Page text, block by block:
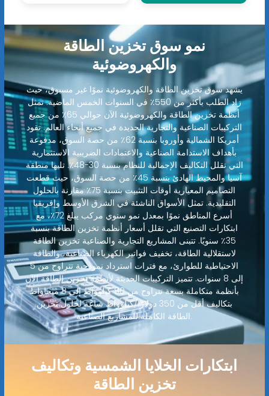
نمو سوق تخزين الطاقة
والكهروضوئية
يشهد سوق تخزين الطاقة والكهروضوئية نموًا غير مسبوق، حيث
زاد الطلب بأكثر من 550٪ في السنوات الخمس الماضية. تمثل
أنظمة تخزين الطاقة والكهروضوئية الآن حوالي 65٪ من جميع
التركيبات الصناعية والتجارية الجديدة في جميع أنحاء العالم. تقود
أمريكا الشمالية وأوروبا بنسبة 62٪ من حصة السوق، مدفوعة
بأهداف الاستدامة الصناعية والاعتمادات الضريبية الاستثمارية
التي تقلل التكاليف الإجمالية للنظام بنسبة 30-48٪. تليها منطقة
آسيا والمحيط الهادئ بنسبة 45٪ من حصة السوق، حيث قطعت
التصاميم المعيارية أوقات التثبيت بنسبة 75٪ مقارنة بالحلول
التقليدية. تمثل الأسواق الناشئة في الشرق الأوسط وإفريقيا
أسرع المناطق نموًا بمعدل نمو سنوي مركب يبلغ 72٪، مع
ابتكارات التصنيع التي تقلل أسعار أنظمة تخزين الطاقة بنسبة
35٪ سنويًا. تتبنى المشاريع التجارية والصناعية تخزين الطاقة
لاستقلالية الطاقة، تخفيف فواتير الكهرباء الصناعية، والطاقة
الاحتياطية للطوارئ، مع فترات استرداد نموذجية تتراوح من 5
إلى 8 سنوات. تتميز التركيبات الحديثة لأنظمة تخزين الطاقة الآن
بأنظمة متكاملة بسعة تتراوح من 80 كيلوواط إلى 8 ميجاواط
بتكاليف أقل من 350 دولارًا/كيلوواط ساعة لحلول تخزين
الطاقة الكاملة للمشاريع الصناعية.
ابتكارات الخلايا الشمسية وتكاليف
تخزين الطاقة